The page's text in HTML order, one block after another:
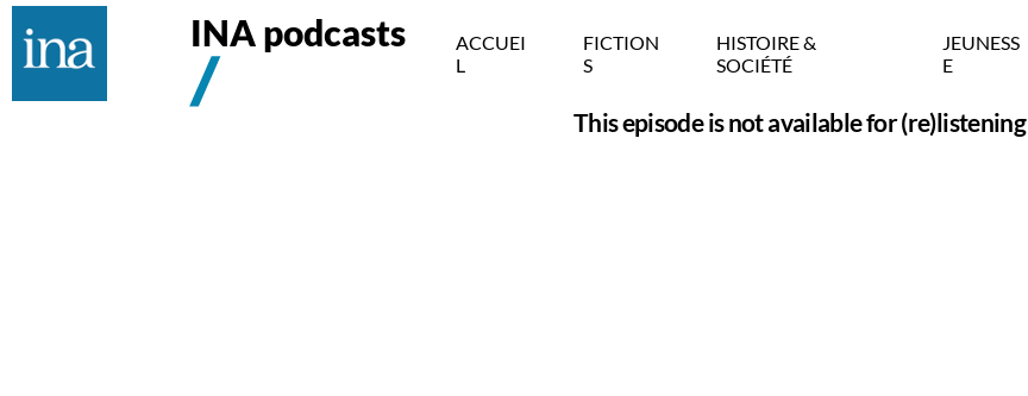
INA podcasts
ACCUEI
L
FICTION
S
HISTOIRE &
SOCIÉTÉ
JEUNESS
E
This episode is not available for (re)listening